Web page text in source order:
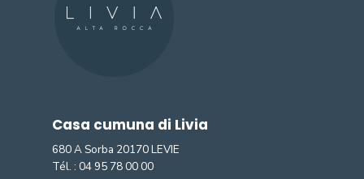
Casa cumuna di Livia
680 A Sorba 20170 LEVIE
Tél. : 04 95 78 00 00